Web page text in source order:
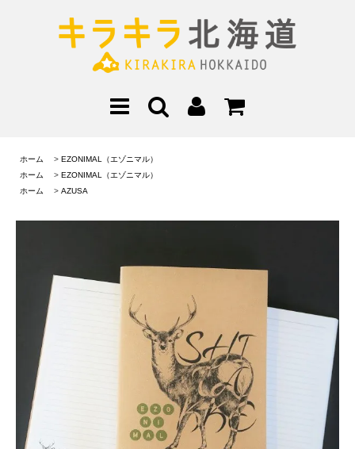
ホーム > EZONIMAL（エゾニマル）
ホーム
> EZONIMAL（エゾニマル）
ホーム
> AZUSA